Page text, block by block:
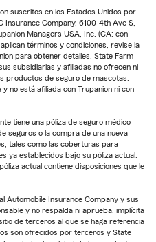
suscritos en los Estados Unidos por
Insurance Company, 6100-4th Ave S,
Managers USA, Inc. (CA: con
términos y condiciones, revise la
para obtener detalles. State Farm
subsidiarias y afiliadas no ofrecen ni
productos de seguro de mascotas.
no está afiliada con Trupanion ni con
tiene una póliza de seguro médico
seguros o la compra de una nueva
tales como las coberturas para
ya establecidos bajo su póliza actual.
actual contiene disposiciones que le
Automobile Insurance Company y sus
y no respalda ni aprueba, implícita
de terceros al que se haga referencia
son ofrecidos por terceros y State